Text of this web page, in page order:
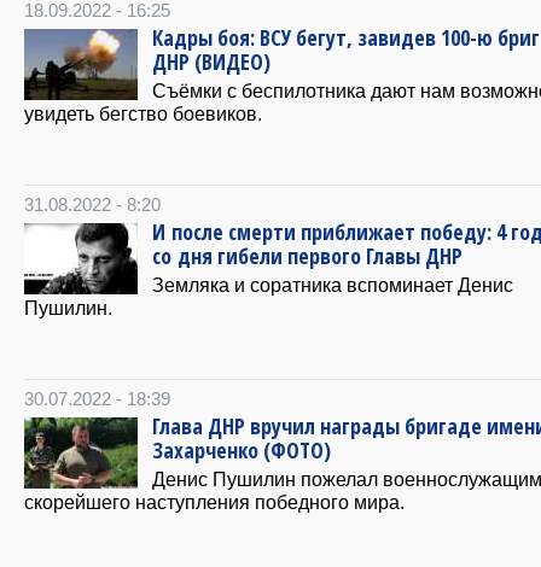
18.09.2022 - 16:25
Кадры боя: ВСУ бегут, завидев 100-ю
ДНР (ВИДЕО)
Съёмки с беспилотника дают нам
увидеть бегство боевиков.
31.08.2022 - 8:20
И после смерти приближает победу: 4
со дня гибели первого Главы ДНР
Земляка и соратника вспоминает Денис
Пушилин.
30.07.2022 - 18:39
Глава ДНР вручил награды бригаде
Захарченко (ФОТО)
Денис Пушилин пожелал военнослужащим
скорейшего наступления победного мира.